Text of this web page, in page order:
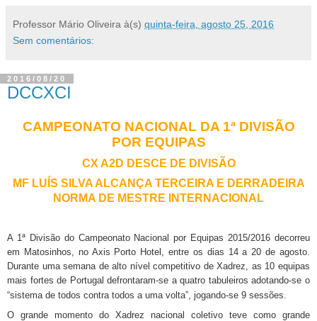
Professor Mário Oliveira à(s) quinta-feira, agosto 25, 2016
Sem comentários:
2016/08/20
DCCXCI
CAMPEONATO NACIONAL DA 1ª DIVISÃO
POR EQUIPAS
CX A2D DESCE DE DIVISÃO
MF LUÍS SILVA ALCANÇA TERCEIRA E DERRADEIRA
NORMA DE MESTRE INTERNACIONAL
A 1ª Divisão do Campeonato Nacional por Equipas 2015/2016 decorreu
em Matosinhos, no Axis Porto Hotel, entre os dias 14 a 20 de agosto.
Durante uma semana de alto nível competitivo de Xadrez, as 10 equipas
mais fortes de Portugal defrontaram-se a quatro tabuleiros adotando-se o
“sistema de todos contra todos a uma volta”, jogando-se 9 sessões.
O grande momento do Xadrez nacional coletivo teve como grande